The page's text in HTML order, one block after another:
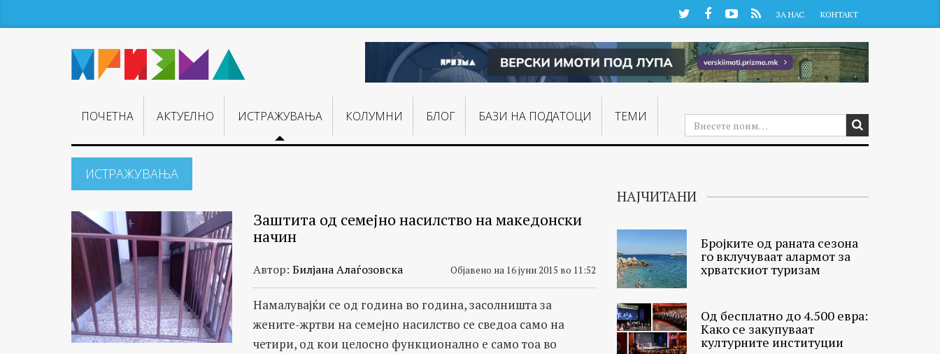
TwitterFacebookYouTube
RSS ЗА НАС КОНТАКТ
ПОЧЕТНА АКТУЕЛНО ИСТРАЖУВАЊA КОЛУМНИ БЛОГ БАЗИ НА ПОДАТОЦИ ТЕМИ
ИСТРАЖУВАЊA
и
длабински
истражувања
новинарите
на
БИРН
Заштита од семејно насилство на македонски
начин
Автор: Билјана Алаѓозовска Објавено на 16 јуни 2015 во 11:52
Намалувајќи се од година во година, засолништа за
жените-жртви на семејно насилство се сведоа само на
четири, од кои целосно функционално е само тоа во
НАЈЧИТАНИ
Бројките од раната сезона
го вклучуваат алармот за
хрватскиот туризам
Од бесплатно до 4.500 евра:
Како се закупуваат
културните институции